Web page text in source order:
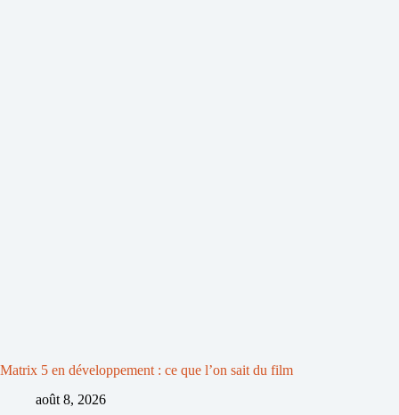
Matrix 5 en développement : ce que l’on sait du film
août 8, 2026